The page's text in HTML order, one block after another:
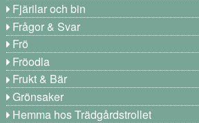
Fjärilar och bin
Frågor & Svar
Frö
Fröodla
Frukt & Bär
Grönsaker
Hemma hos Trädgårdstrollet